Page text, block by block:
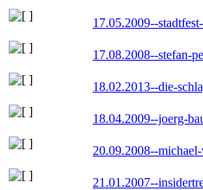
17.05.2009--
17.08.2008--stefan-
18.02.2013--die-
18.04.2009--joerg-
20.09.2008--
21.01.2007--